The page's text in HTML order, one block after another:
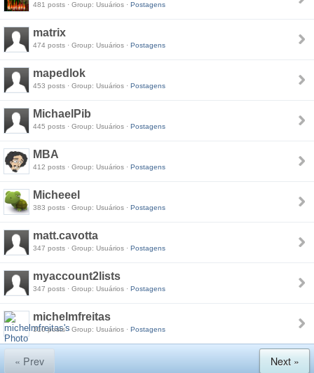
481 posts · Group: Usuários · Postagens
matrix
474 posts · Group: Usuários · Postagens
mapedlok
453 posts · Group: Usuários · Postagens
MichaelPib
445 posts · Group: Usuários · Postagens
MBA
412 posts · Group: Usuários · Postagens
Micheeel
383 posts · Group: Usuários · Postagens
matt.cavotta
347 posts · Group: Usuários · Postagens
myaccount2lists
347 posts · Group: Usuários · Postagens
michelmfreitas
310 posts · Group: Usuários · Postagens
« Prev Next »